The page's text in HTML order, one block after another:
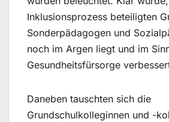
Inklusionsprozess beteiligten
Sonderpädagogen und
noch im Argen liegt und im
Gesundheitsfürsorge
Daneben tauschten sich die
Grundschulkolleginnen und -